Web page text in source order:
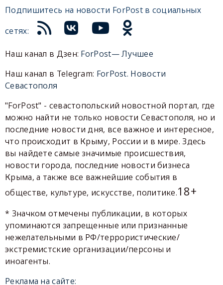
Подпишитесь на новости ForPost в социальных
сетях:
Наш канал в Дзен: ForPost— Лучшее
Наш канал в Telegram: ForPost. Новости
Севастополя
"ForPost" - севастопольский новостной портал, где
можно найти не только новости Севастополя, но и
последние новости дня, все важное и интересное,
что происходит в Крыму, России и в мире. Здесь
вы найдете самые значимые происшествия,
новости города, последние новости бизнеса
Крыма, а также все важнейшие события в
обществе, культуре, искусстве, политике.18+
* Значком отмечены публикации, в которых
упоминаются запрещенные или признанные
нежелательными в РФ/террористические/
экстремистские организации/персоны и
иноагенты.
Реклама на сайте: